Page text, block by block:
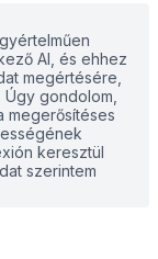
AI, és ehhez
megértésére,
gondolom,
megerősítéses
keresztül
szerintem